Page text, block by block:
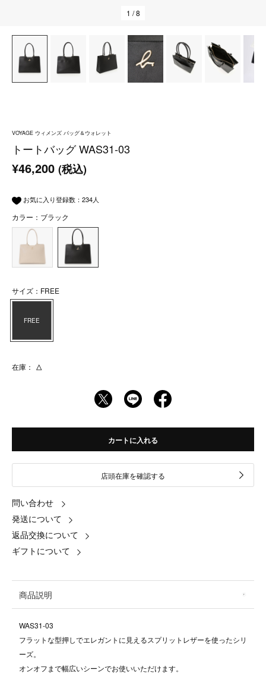
1 / 8
VOYAGE ウィメンズ バッグ＆ウォレット
トートバッグ WAS31-03
¥46,200 (税込)
お気に入り登録数： 234人
カラー：ブラック
サイズ：FREE
FREE
在庫： △
カートに入れる
店頭在庫を確認する
問い合わせ
発送について
返品交換について
ギフトについて
商品説明
WAS31-03
フラットな型押しでエレガントに見えるスプリットレザーを使ったシリ
ーズ。
オンオフまで幅広いシーンでお使いいただけます。